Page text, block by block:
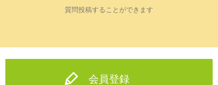
質問投稿することができます
会員登録